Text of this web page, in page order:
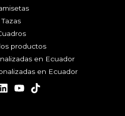
Tazas
productos
en Ecuador
en Ecuador